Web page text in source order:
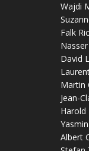
Wajdi
Falk
David
Martin
Jean-
Harold
Albert